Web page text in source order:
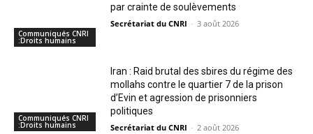
Communiqués CNRI
:Droits humains
par crainte de soulèvements
Secrétariat du CNRI - 3 août 2026
Communiqués CNRI
:Droits humains
Iran : Raid brutal des sbires du régime des
mollahs contre le quartier 7 de la prison
d’Evin et agression de prisonniers
politiques
Secrétariat du CNRI - 2 août 2026